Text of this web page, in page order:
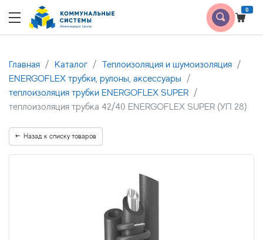
0
Главная Каталог
Теплоизоляция и шумоизоляция
ENERGOFLEX трубки, рулоны, аксессуары
теплоизоляция трубки ENERGOFLEX SUPER
теплоизоляция трубка 42/40 ENERGOFLEX SUPER (УП 28)
Назад к списку товаров